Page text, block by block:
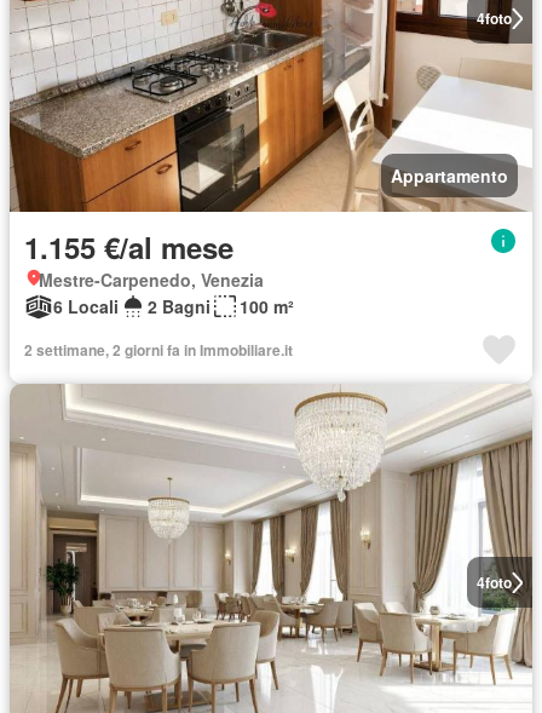
4foto
Appartamento
1.155 €/al mese
Mestre-Carpenedo, Venezia
6 Locali
2 Bagni 100 m²
2 settimane, 2 giorni fa in Immobiliare.it
4foto